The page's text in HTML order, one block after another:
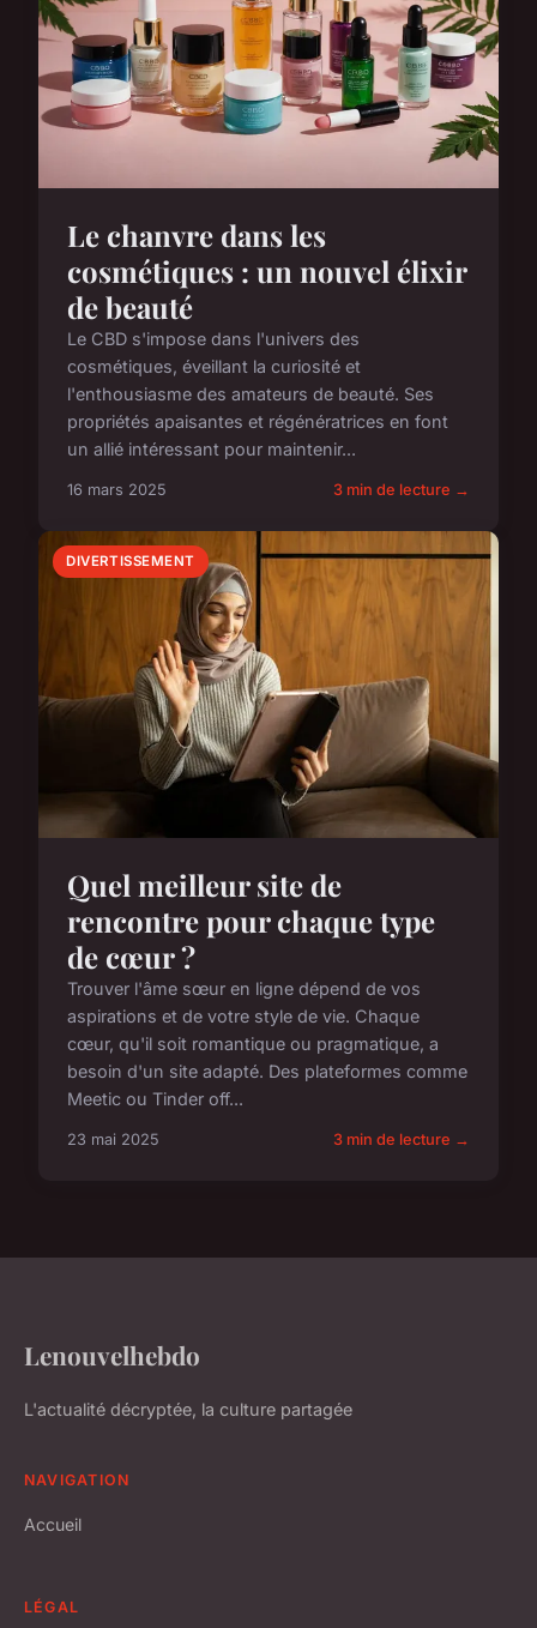
Le chanvre dans les
cosmétiques : un nouvel élixir
de beauté
Le CBD s'impose dans l'univers des
cosmétiques, éveillant la curiosité et
l'enthousiasme des amateurs de beauté. Ses
propriétés apaisantes et régénératrices en font
un allié intéressant pour maintenir...
16 mars 2025 3 min de lecture →
DIVERTISSEMENT
Quel meilleur site de
rencontre pour chaque type
de cœur ?
Trouver l'âme sœur en ligne dépend de vos
aspirations et de votre style de vie. Chaque
cœur, qu'il soit romantique ou pragmatique, a
besoin d'un site adapté. Des plateformes comme
Meetic ou Tinder off...
23 mai 2025 3 min de lecture →
Lenouvelhebdo
L'actualité décryptée, la culture partagée
NAVIGATION
Accueil
LÉGAL